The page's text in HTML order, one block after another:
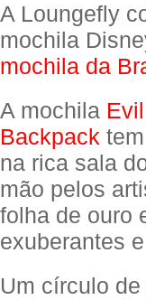
A Loungefly
mochila
mochila da
A mochila
Backpack
na rica sala
mão pelos
folha de ouro
exuberantes
Um círculo